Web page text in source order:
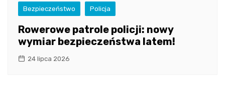
Bezpieczeństwo Policja
Rowerowe patrole policji: nowy
wymiar bezpieczeństwa latem!
24 lipca 2026